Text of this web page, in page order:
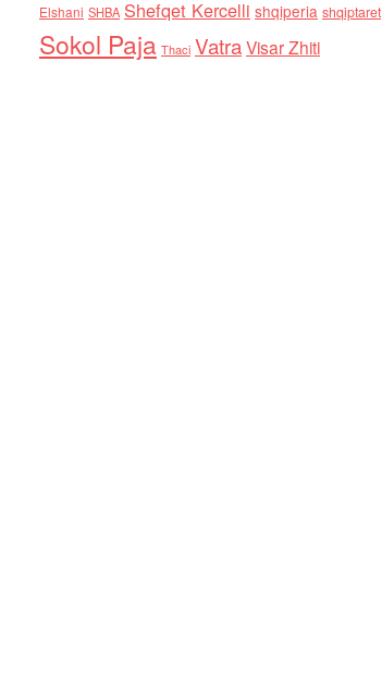
Elshani SHBA Shefqet Kercelli shqiperia shqiptaret
Sokol Paja Thaci VatraVisar Zhiti